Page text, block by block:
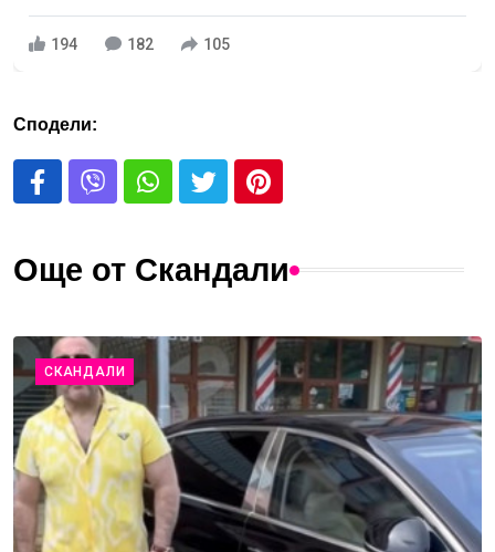
194 182 105
Сподели:
Още от Скандали
СКАНДАЛИ